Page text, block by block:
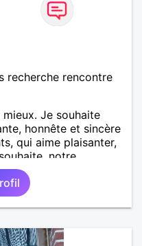
recherche rencontre
Je souhaite
honnête et sincère
qui aime plaisanter,
notre
chantiers de
relaxer, se détendre
temps. C'est difficile
En revanche, vous